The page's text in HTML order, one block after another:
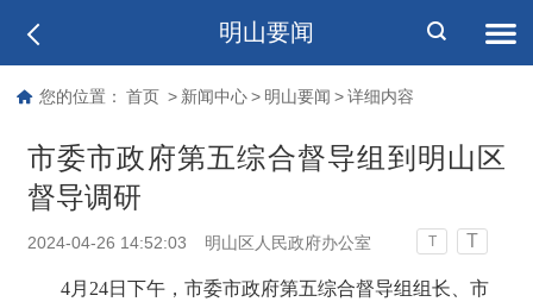
明山要闻
您的位置： 首页 > 新闻中心 > 明山要闻 > 详细内容
市委市政府第五综合督导组到明山区
督导调研
2024-04-26 14:52:03 明山区人民政府办公室 T T
4月24日下午，市委市政府第五综合督导组组长、市